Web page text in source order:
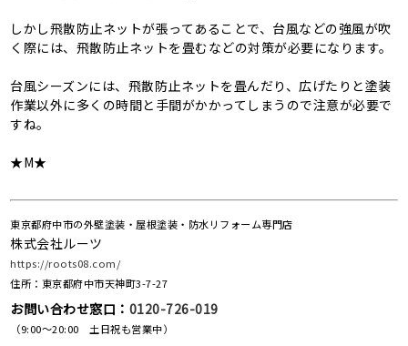
しかし飛散防止ネットが張ってあることで、台風などの強風が吹
く際には、飛散防止ネットを畳むなどの対策が必要になります。
台風シーズンには、飛散防止ネットを畳んだり、広げたりと塗装
作業以外に多くの時間と手間がかかってしまうので注意が必要で
すね。
★M★
東京都府中市の外壁塗装・屋根塗装・防水リフォーム専門店
株式会社ルーツ
https://roots08.com/
住所：東京都府中市天神町3-7-27
お問い合わせ窓口： 0120-726-019
（9:00～20:00 土日祝も営業中）